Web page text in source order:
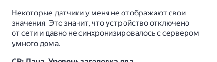
Некоторые датчики у меня не отображают свои
значения. Это значит, что устройство отключено
от сети и давно не синхронизировалось с сервером
умного дома.